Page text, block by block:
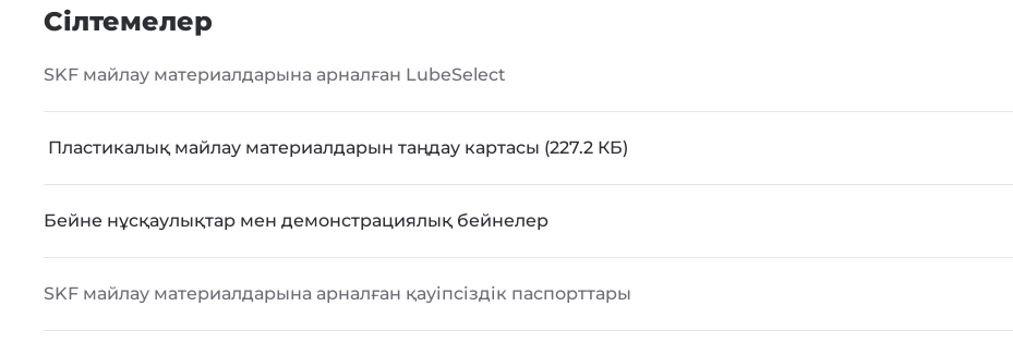
Сілтемелер
SKF майлау материалдарына арналған LubeSelect
Пластикалық майлау материалдарын таңдау картасы (227.2 КБ)
Бейне нұсқаулықтар мен демонстрациялық бейнелер
SKF майлау материалдарына арналған қауіпсіздік паспорттары